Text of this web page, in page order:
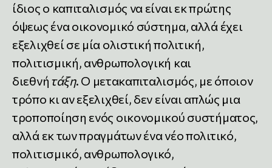
ίδιος ο καπιταλισμός να είναι εκ πρώτης
όψεως ένα οικονομικό σύστημα, αλλά έχει
εξελιχθεί σε μία ολιστική πολιτική,
πολιτισμική, ανθρωπολογική και
διεθνή τάξη. Ο μετακαπιταλισμός, με όποιον
τρόπο κι αν εξελιχθεί, δεν είναι απλώς μια
τροποποίηση ενός οικονομικού συστήματος,
αλλά εκ των πραγμάτων ένα νέο πολιτικό,
πολιτισμικό, ανθρωπολογικό,